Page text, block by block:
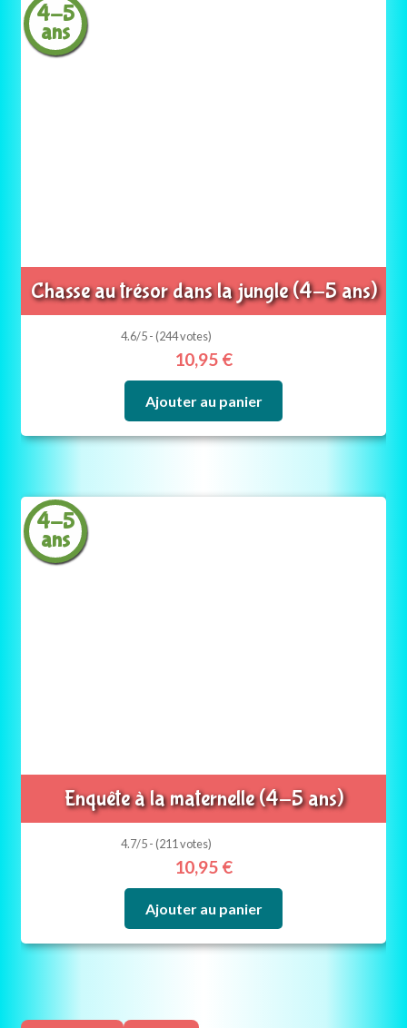
4-5
ans
Chasse au trésor dans la jungle (4-5 ans)
4.6/5 - (244 votes)
10,95 €
Ajouter au panier
4-5
ans
Enquête à la maternelle (4-5 ans)
4.7/5 - (211 votes)
10,95 €
Ajouter au panier